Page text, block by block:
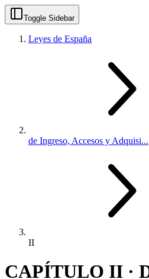
Toggle Sidebar
Leyes de España
de Ingreso, Accesos y Adquisi...
II
CAPÍTULO II ·